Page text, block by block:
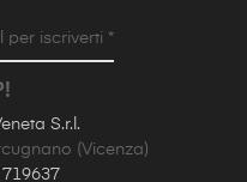
per iscriverti *
S.r.l.
(Vicenza)